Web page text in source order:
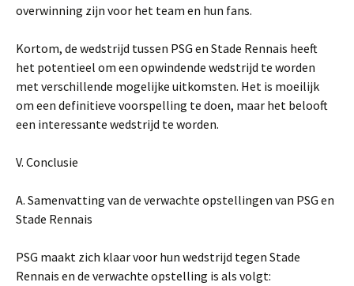
overwinning zijn voor het team en hun fans.
Kortom, de wedstrijd tussen PSG en Stade Rennais heeft
het potentieel om een ​​opwindende wedstrijd te worden
met verschillende mogelijke uitkomsten. Het is moeilijk
om een ​​definitieve voorspelling te doen, maar het belooft
een interessante wedstrijd te worden.
V. Conclusie
A. Samenvatting van de verwachte opstellingen van PSG en
Stade Rennais
PSG maakt zich klaar voor hun wedstrijd tegen Stade
Rennais en de verwachte opstelling is als volgt: